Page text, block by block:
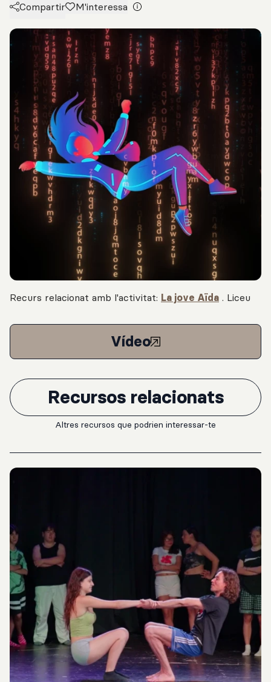
Compartir M'interessa
Recurs relacionat amb l'activitat: La jove Aïda . Liceu
Vídeo
Recursos relacionats
Altres recursos que podrien interessar-te